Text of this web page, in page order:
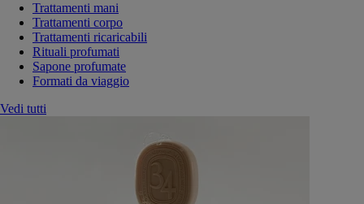
Trattamenti mani
Trattamenti corpo
Trattamenti ricaricabili
Rituali profumati
Sapone profumate
Formati da viaggio
Vedi tutti